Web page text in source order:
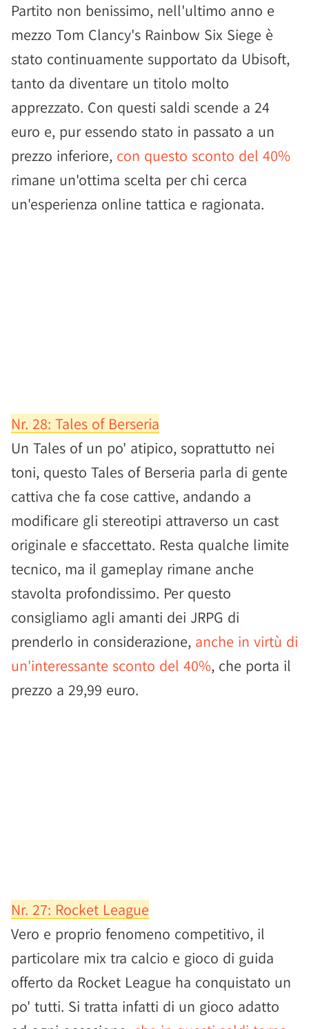
Partito non benissimo, nell'ultimo anno e
mezzo Tom Clancy's Rainbow Six Siege è
stato continuamente supportato da Ubisoft,
tanto da diventare un titolo molto
apprezzato. Con questi saldi scende a 24
euro e, pur essendo stato in passato a un
prezzo inferiore, con questo sconto del 40%
rimane un'ottima scelta per chi cerca
un'esperienza online tattica e ragionata.
Nr. 28: Tales of Berseria
Un Tales of un po' atipico, soprattutto nei
toni, questo Tales of Berseria parla di gente
cattiva che fa cose cattive, andando a
modificare gli stereotipi attraverso un cast
originale e sfaccettato. Resta qualche limite
tecnico, ma il gameplay rimane anche
stavolta profondissimo. Per questo
consigliamo agli amanti dei JRPG di
prenderlo in considerazione, anche in virtù di
un'interessante sconto del 40%, che porta il
prezzo a 29,99 euro.
Nr. 27: Rocket League
Vero e proprio fenomeno competitivo, il
particolare mix tra calcio e gioco di guida
offerto da Rocket League ha conquistato un
po' tutti. Si tratta infatti di un gioco adatto